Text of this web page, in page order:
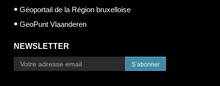
Géoportail de la Région bruxelloise
GeoPunt Vlaanderen
NEWSLETTER
S’abonner